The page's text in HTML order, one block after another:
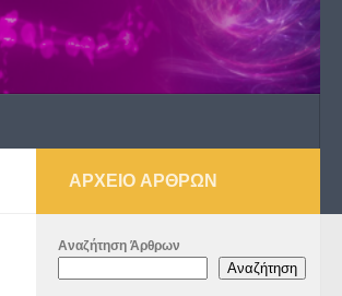
ΑΡΧΕΊΟ ΆΡΘΡΩΝ
Αναζήτηση Άρθρων
Αναζήτηση